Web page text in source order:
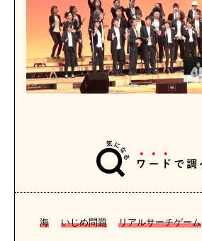
海 いじめ問題 リアルサーチゲーム